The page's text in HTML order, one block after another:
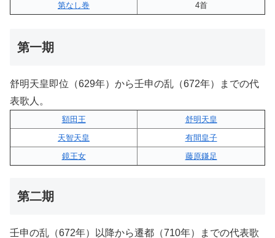
第なし巻
4首
第一期
舒明天皇即位（629年）から壬申の乱（672年）までの代
表歌人。
額田王
舒明天皇
天智天皇
有間皇子
鏡王女
藤原鎌足
第二期
壬申の乱（672年）以降から遷都（710年）までの代表歌